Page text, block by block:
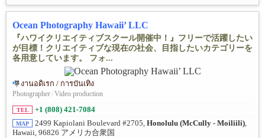
Ocean Photography Hawaii’ LLC
『ハワイクリエイティブスクール開催中！』フリーで活躍したい
が目標！クリエイティブな現在の社会、目指したいカテゴリーを
各用意しています。 フォ...
งานอดิเรก / การบันเทิง
Photographer/Video production
TEL +1 (808) 421-7084
MAP 2499 Kapiolani Boulevard #2705, Honolulu (McCully - Moiliili),
Hawaii, 96826 アメリカ合衆国